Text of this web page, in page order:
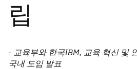
립
- 교육부와 한국IBM, 교육 혁신 및
국내 도입 발표